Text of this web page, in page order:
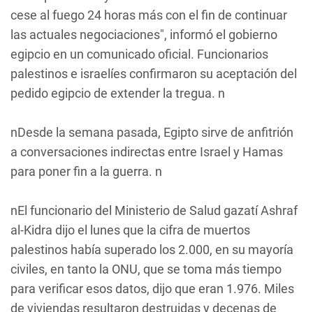
cese al fuego 24 horas más con el fin de continuar
las actuales negociaciones", informó el gobierno
egipcio en un comunicado oficial. Funcionarios
palestinos e israelíes confirmaron su aceptación del
pedido egipcio de extender la tregua. n
nDesde la semana pasada, Egipto sirve de anfitrión
a conversaciones indirectas entre Israel y Hamas
para poner fin a la guerra. n
nEl funcionario del Ministerio de Salud gazatí Ashraf
al-Kidra dijo el lunes que la cifra de muertos
palestinos había superado los 2.000, en su mayoría
civiles, en tanto la ONU, que se toma más tiempo
para verificar esos datos, dijo que eran 1.976. Miles
de viviendas resultaron destruidas y decenas de